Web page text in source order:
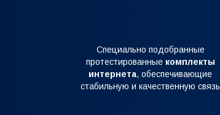
Специально подобранные
протестированные комплекты
интернета, обеспечивающие
стабильную и качественную связь